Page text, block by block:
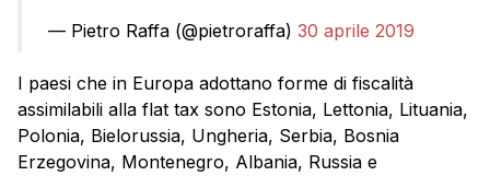
— Pietro Raffa (@pietroraffa) 30 aprile 2019
I paesi che in Europa adottano forme di fiscalità
assimilabili alla flat tax sono Estonia, Lettonia, Lituania,
Polonia, Bielorussia, Ungheria, Serbia, Bosnia
Erzegovina, Montenegro, Albania, Russia e